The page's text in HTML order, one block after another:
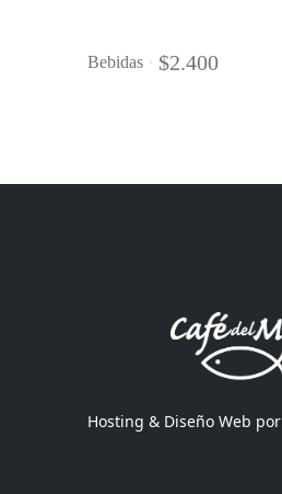
Bebidas $2.400
Hosting & Diseño Web por